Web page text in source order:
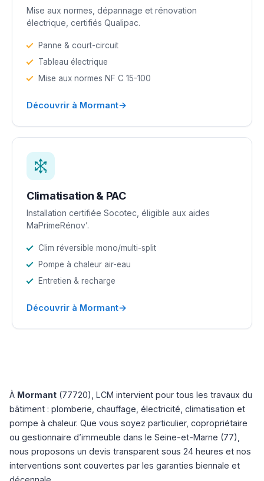
Mise aux normes, dépannage et rénovation
électrique, certifiés Qualipac.
Panne & court-circuit
Tableau électrique
Mise aux normes NF C 15-100
Découvrir à Mormant→
Climatisation & PAC
Installation certifiée Socotec, éligible aux aides
MaPrimeRénov’.
Clim réversible mono/multi-split
Pompe à chaleur air-eau
Entretien & recharge
Découvrir à Mormant→
À Mormant (77720), LCM intervient pour tous les travaux du
bâtiment : plomberie, chauffage, électricité, climatisation et
pompe à chaleur. Que vous soyez particulier, copropriétaire
ou gestionnaire d’immeuble dans le Seine-et-Marne (77),
nous proposons un devis transparent sous 24 heures et nos
interventions sont couvertes par les garanties biennale et